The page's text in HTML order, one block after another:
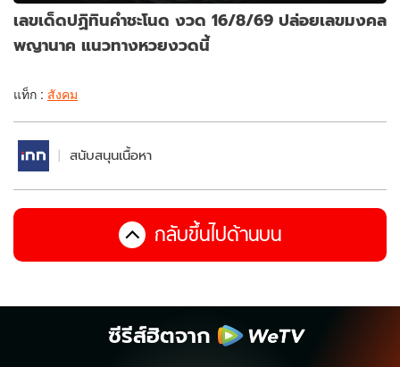
เลขเด็ดปฏิทินคำชะโนด งวด 16/8/69 ปล่อยเลขมงคล
พญานาค แนวทางหวยงวดนี้
แท็ก : สังคม
สนับสนุนเนื้อหา
กลับขึ้นไปด้านบน
ซีรีส์ฮิตจาก